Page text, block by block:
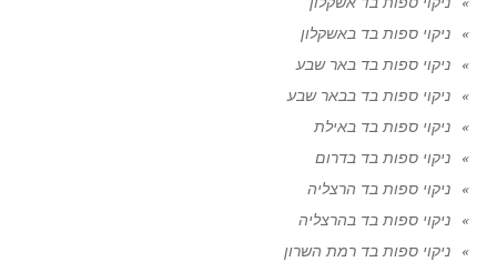
ניקוי ספות בד באשקלון
ניקוי ספות בד באר שבע
ניקוי ספות בד בבאר שבע
ניקוי ספות בד באילת
ניקוי ספות בד בדרום
ניקוי ספות בד הרצליה
ניקוי ספות בד בהרצליה
ניקוי ספות בד רמת השרון